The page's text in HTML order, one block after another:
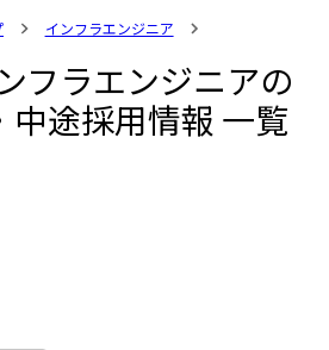
インフラエンジニア
フラエンジニアの
中途採用情報 一覧